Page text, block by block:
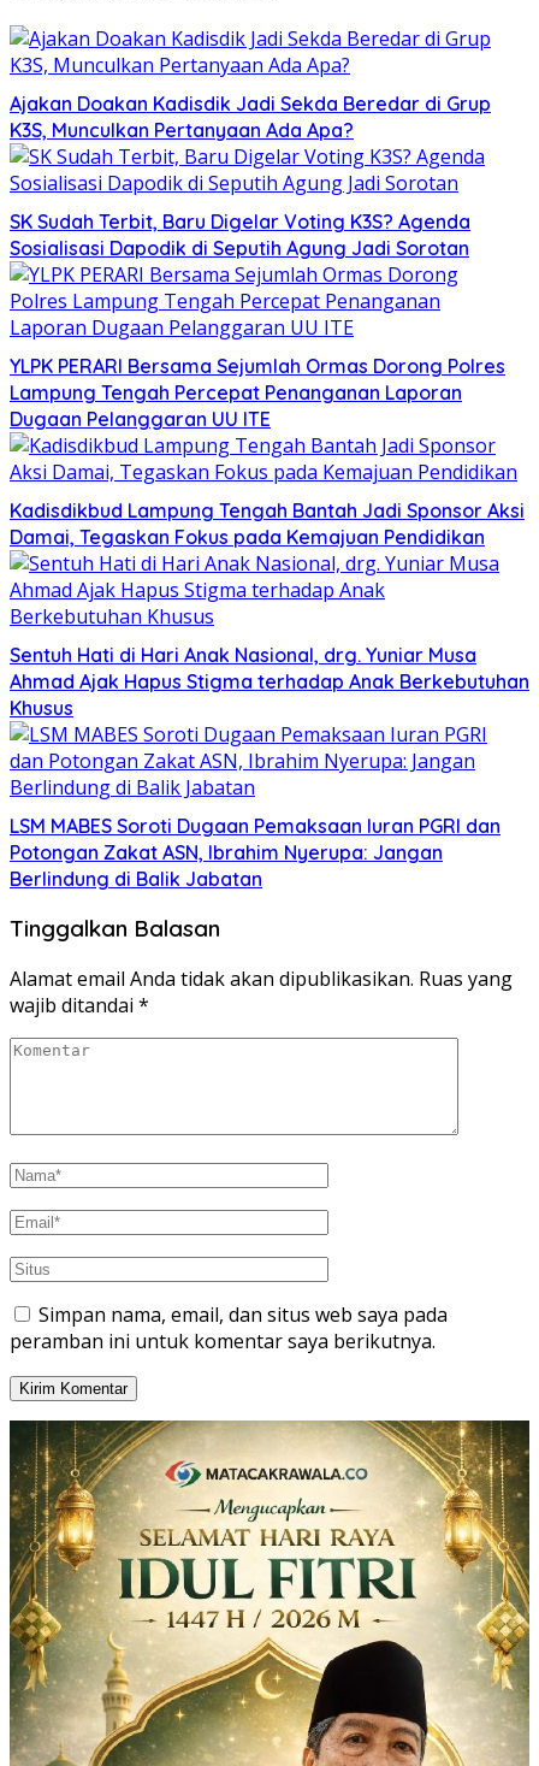
Ajakan Doakan Kadisdik Jadi Sekda Beredar di Grup
K3S, Munculkan Pertanyaan Ada Apa?
SK Sudah Terbit, Baru Digelar Voting K3S? Agenda
Sosialisasi Dapodik di Seputih Agung Jadi Sorotan
YLPK PERARI Bersama Sejumlah Ormas Dorong Polres
Lampung Tengah Percepat Penanganan Laporan
Dugaan Pelanggaran UU ITE
Kadisdikbud Lampung Tengah Bantah Jadi Sponsor Aksi
Damai, Tegaskan Fokus pada Kemajuan Pendidikan
Sentuh Hati di Hari Anak Nasional, drg. Yuniar Musa
Ahmad Ajak Hapus Stigma terhadap Anak Berkebutuhan
Khusus
LSM MABES Soroti Dugaan Pemaksaan Iuran PGRI dan
Potongan Zakat ASN, Ibrahim Nyerupa: Jangan
Berlindung di Balik Jabatan
Tinggalkan Balasan
Alamat email Anda tidak akan dipublikasikan. Ruas yang
wajib ditandai *
Simpan nama, email, dan situs web saya pada
peramban ini untuk komentar saya berikutnya.